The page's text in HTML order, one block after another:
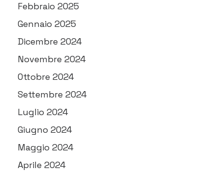
Febbraio 2025
Gennaio 2025
Dicembre 2024
Novembre 2024
Ottobre 2024
Settembre 2024
Luglio 2024
Giugno 2024
Maggio 2024
Aprile 2024